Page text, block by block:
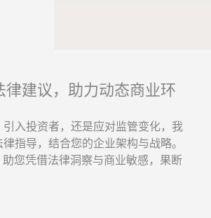
律建议，助力动态商业环
入投资者，还是应对监管变化，我
指导，结合您的企业架构与战略。
您凭借法律洞察与商业敏感，果断